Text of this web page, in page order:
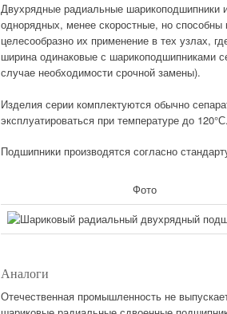
Двухрядные радиальные шарикоподшипники
однорядных, менее скоростные, но способны
целесообразно их применение в тех узлах,
ширина одинаковые с шарикоподшипниками
случае необходимости срочной замены).
Изделия серии комплектуются обычно
эксплуатироваться при температуре до 120°С.
Подшипники производятся согласно
Фото
Аналоги
Отечественная промышленность не